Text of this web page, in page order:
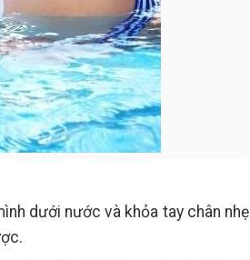
dưới nước và khỏa tay chân nhẹ